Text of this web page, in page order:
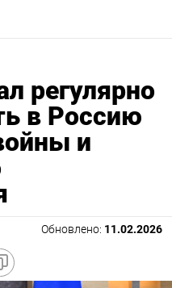
регулярно
в Россию
и
Обновлено: 11.02.2026